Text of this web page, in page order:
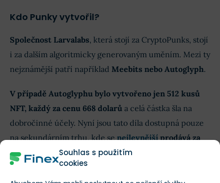
Souhlas s použitím
cookies
Kdo Punky vytvořil?
Společnost Larvalabs, která stojí za CryptoPunks, stojí
i za dalším algoritmicky generovaným uměním. Mezi ty
nejznámější patří například Meebits nebo Autoglyph.
V případě Autoglyphu bylo vytvořeno jen 512 kusů
NFT, každý za cenu 668 dolarů a celá částka šla na
dobročinné účely. Nyní jsou tato díla dostupná pouze
na sekundárním trhu, kde se nejlevnější prodává za
355 ETH (přes 25 mil. Kč k 24. 8. 2021)